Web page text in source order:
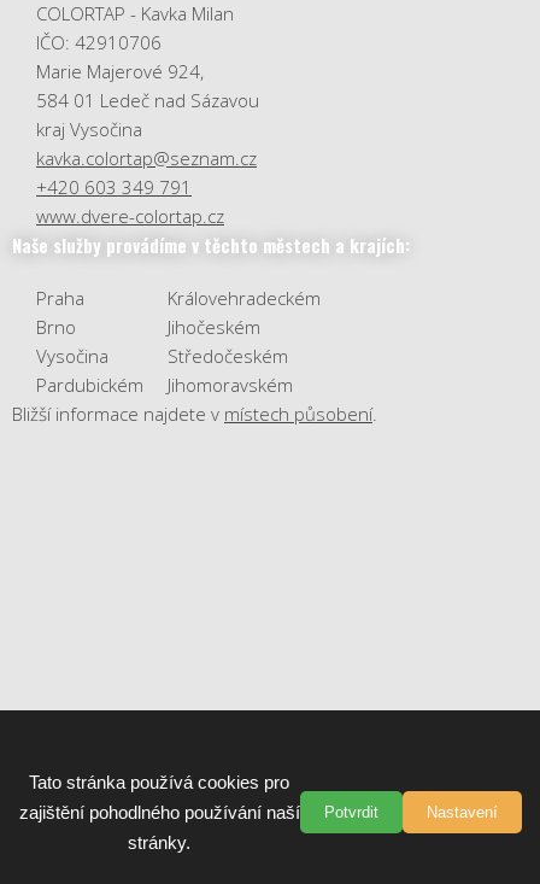
Tato stránka používá cookies pro
zajištění pohodlného používání naší
stránky.
Potvrdit Nastavení
COLORTAP - Kavka Milan
IČO: 42910706
Marie Majerové 924,
584 01 Ledeč nad Sázavou
kraj Vysočina
kavka.colortap@seznam.cz
+420 603 349 791
www.dvere-colortap.cz
Naše služby provádíme v těchto městech a krajích:
Praha
Brno
Vysočina
Pardubickém
Královehradeckém
Jihočeském
Středočeském
Jihomoravském
Bližší informace najdete v místech působení.